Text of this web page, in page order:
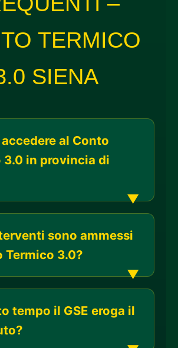
TERMICO
SIENA
al Conto
3.0 in provincia di
sono ammessi
Termico 3.0?
tempo il GSE eroga il